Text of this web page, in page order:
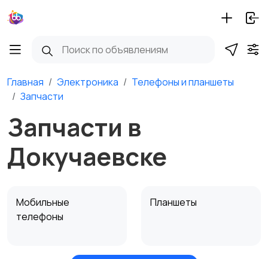
Главная Электроника
Телефоны и планшеты
Запчасти
Запчасти в
Докучаевске
Мобильные
телефоны
Планшеты